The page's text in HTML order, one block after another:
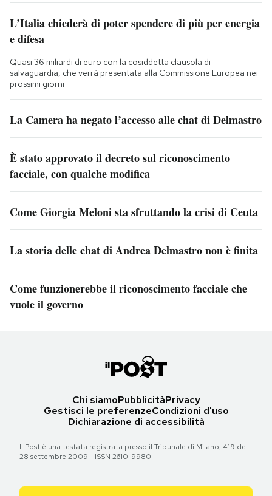
L’Italia chiederà di poter spendere di più per energia
e difesa
Quasi 36 miliardi di euro con la cosiddetta clausola di
salvaguardia, che verrà presentata alla Commissione Europea nei
prossimi giorni
La Camera ha negato l’accesso alle chat di Delmastro
È stato approvato il decreto sul riconoscimento
facciale, con qualche modifica
Come Giorgia Meloni sta sfruttando la crisi di Ceuta
La storia delle chat di Andrea Delmastro non è finita
Come funzionerebbe il riconoscimento facciale che
vuole il governo
Chi siamoPubblicitàPrivacy
Gestisci le preferenzeCondizioni d'uso
Dichiarazione di accessibilità
Il Post è una testata registrata presso il Tribunale di Milano, 419 del
28 settembre 2009 - ISSN 2610-9980